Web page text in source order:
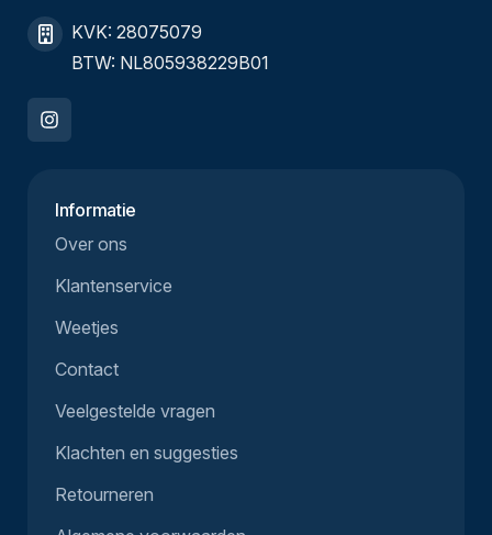
KVK: 28075079
BTW: NL805938229B01
Informatie
Over ons
Klantenservice
Weetjes
Contact
Veelgestelde vragen
Klachten en suggesties
Retourneren